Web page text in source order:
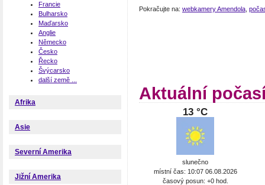
Francie
Bulharsko
Maďarsko
Anglie
Německo
Česko
Řecko
Švýcarsko
další země ...
Afrika
Asie
Severní Amerika
Jižní Amerika
Pokračujte na: webkamery Amendola
Aktuální
13 °C
slunečno
místní čas: 10:07 06.08.2026
časový posun: +0 hod.